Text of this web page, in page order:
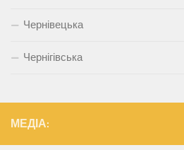
Чернівецька
Чернігівська
МЕДІА: